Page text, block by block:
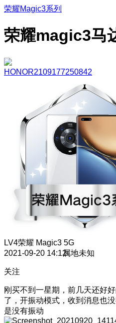
荣耀Magic3系列
荣耀magic3马
HONOR2109177250842
LV4荣耀 Magic3 5G
2021-09-20 14:12属地未知
关注
刚买不到一星期，前几天还好
了，开振动模式，收到消息也
是没有振动